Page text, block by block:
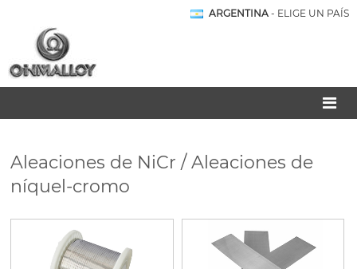
ARGENTINA - ELIGE UN PAÍS
Aleaciones de NiCr / Aleaciones de
níquel-cromo